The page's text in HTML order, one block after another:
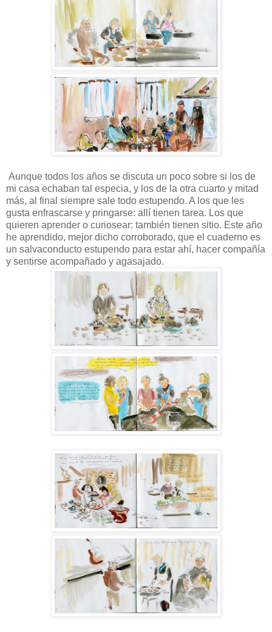
Aunque todos los años se discuta un poco sobre si los de
mi casa echaban tal especia, y los de la otra cuarto y mitad
más, al final siempre sale todo estupendo. A los que les
gusta enfrascarse y pringarse: allí tienen tarea. Los que
quieren aprender o curiosear: también tienen sitio. Este año
he aprendido, mejor dicho corroborado, que el cuaderno es
un salvaconducto estupendo para estar ahí, hacer compañía
y sentirse acompañado y agasajado.